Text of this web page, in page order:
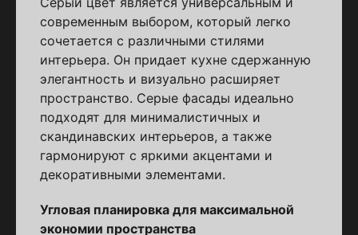
современным выбором, который легко
сочетается с различными стилями
интерьера. Он придает кухне сдержанную
элегантность и визуально расширяет
пространство. Серые фасады идеально
подходят для минималистичных и
скандинавских интерьеров, а также
гармонируют с яркими акцентами и
декоративными элементами.
Угловая планировка для максимальной
экономии пространства